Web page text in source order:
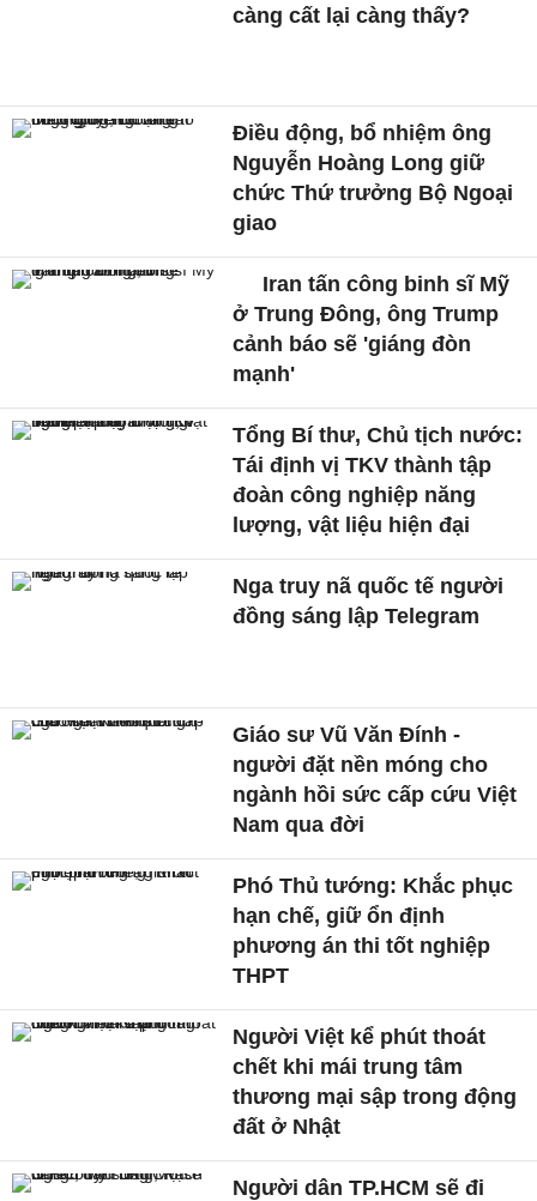
càng cất lại càng thấy?
Điều động, bổ nhiệm ông
Nguyễn Hoàng Long giữ
chức Thứ trưởng Bộ Ngoại
giao
Iran tấn công binh sĩ Mỹ
ở Trung Đông, ông Trump
cảnh báo sẽ 'giáng đòn
mạnh'
Tổng Bí thư, Chủ tịch nước:
Tái định vị TKV thành tập
đoàn công nghiệp năng
lượng, vật liệu hiện đại
Nga truy nã quốc tế người
đồng sáng lập Telegram
Giáo sư Vũ Văn Đính -
người đặt nền móng cho
ngành hồi sức cấp cứu Việt
Nam qua đời
Phó Thủ tướng: Khắc phục
hạn chế, giữ ổn định
phương án thi tốt nghiệp
THPT
Người Việt kể phút thoát
chết khi mái trung tâm
thương mại sập trong động
đất ở Nhật
Người dân TP.HCM sẽ đi